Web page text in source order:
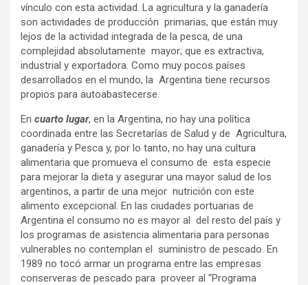
vínculo con esta actividad. La agricultura y la ganadería
son actividades de producción primarias, que están muy
lejos de la actividad integrada de la pesca, de una
complejidad absolutamente mayor; que es extractiva,
industrial y exportadora. Como muy pocos países
desarrollados en el mundo, la Argentina tiene recursos
propios para autoabastecerse.
En cuarto lugar, en la Argentina, no hay una política
coordinada entre las Secretarías de Salud y de Agricultura,
ganadería y Pesca y, por lo tanto, no hay una cultura
alimentaria que promueva el consumo de esta especie
para mejorar la dieta y asegurar una mayor salud de los
argentinos, a partir de una mejor nutrición con este
alimento excepcional. En las ciudades portuarias de
Argentina el consumo no es mayor al del resto del país y
los programas de asistencia alimentaria para personas
vulnerables no contemplan el suministro de pescado. En
1989 no tocó armar un programa entre las empresas
conserveras de pescado para proveer al “Programa